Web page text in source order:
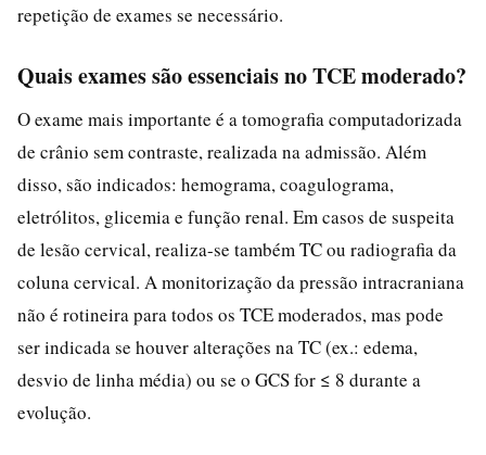
repetição de exames se necessário.
Quais exames são essenciais no TCE moderado?
O exame mais importante é a tomografia computadorizada
de crânio sem contraste, realizada na admissão. Além
disso, são indicados: hemograma, coagulograma,
eletrólitos, glicemia e função renal. Em casos de suspeita
de lesão cervical, realiza-se também TC ou radiografia da
coluna cervical. A monitorização da pressão intracraniana
não é rotineira para todos os TCE moderados, mas pode
ser indicada se houver alterações na TC (ex.: edema,
desvio de linha média) ou se o GCS for ≤ 8 durante a
evolução.